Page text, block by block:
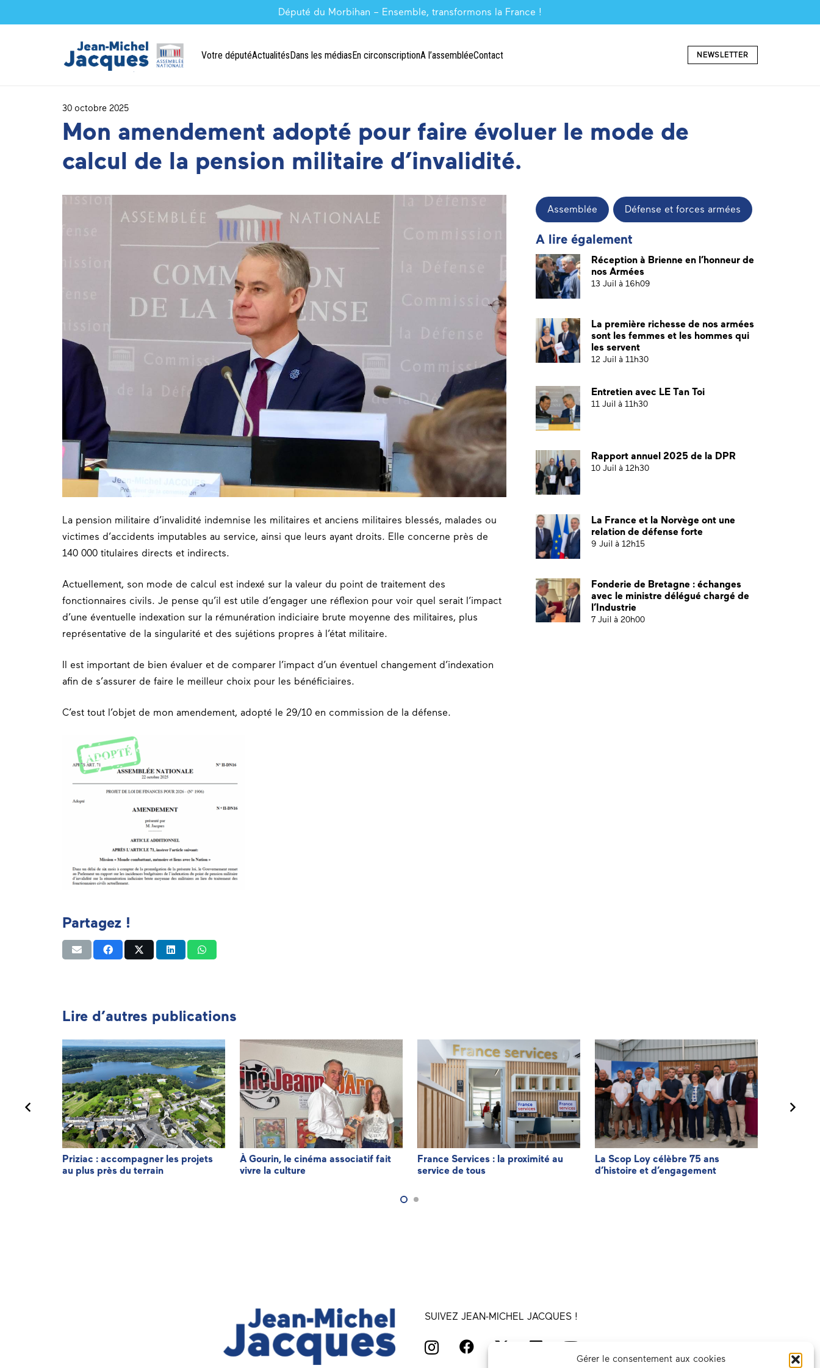
Gérer le consentement aux cookies
Député du Morbihan – Ensemble, transformons la France !
Votre députéActualitésDans les médiasEn circonscriptionA l’assembléeContact NEWSLETTER
30 octobre 2025
Mon amendement adopté pour faire évoluer le mode de
calcul de la pension militaire d’invalidité.
La pension militaire d’invalidité indemnise les militaires et anciens militaires blessés, malades ou
victimes d’accidents imputables au service, ainsi que leurs ayant droits. Elle concerne près de
140 000 titulaires directs et indirects.
Actuellement, son mode de calcul est indexé sur la valeur du point de traitement des
fonctionnaires civils. Je pense qu’il est utile d’engager une réflexion pour voir quel serait l’impact
d’une éventuelle indexation sur la rémunération indiciaire brute moyenne des militaires, plus
représentative de la singularité et des sujétions propres à l’état militaire.
Il est important de bien évaluer et de comparer l’impact d’un éventuel changement d’indexation
afin de s’assurer de faire le meilleur choix pour les bénéficiaires.
C’est tout l’objet de mon amendement, adopté le 29/10 en commission de la défense.
Assemblée Défense et forces armées
A lire également
Réception à Brienne en l’honneur de
nos Armées
13 Juil à 16h09
La première richesse de nos armées
sont les femmes et les hommes qui
les servent
12 Juil à 11h30
Entretien avec LE Tan Toi
11 Juil à 11h30
Rapport annuel 2025 de la DPR
10 Juil à 12h30
La France et la Norvège ont une
relation de défense forte
9 Juil à 12h15
Fonderie de Bretagne : échanges
avec le ministre délégué chargé de
l’Industrie
7 Juil à 20h00
Partagez !
Lire d’autres publications
Priziac : accompagner les projets
au plus près du terrain
À Gourin, le cinéma associatif fait
vivre la culture
France Services : la proximité au
service de tous
La Scop Loy célèbre 75 ans
d’histoire et d’engagement
SUIVEZ JEAN-MICHEL JACQUES !